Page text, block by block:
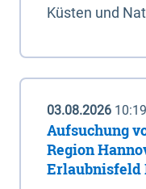
Küsten und
03.08.2026 10:19
Aufsuchung
Region
Erlaubnisfeld